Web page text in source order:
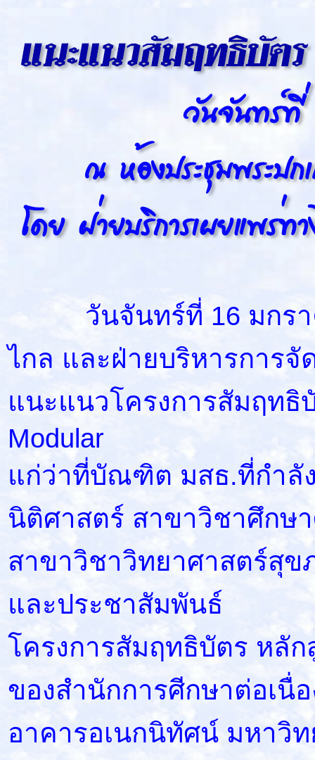
วันจันทร์ที่ 16 มกราคม
ไกล และฝ่ายบริหารการ
แนะแนวโครงการสัมฤทธิ
Modular
แก่ว่าที่บัณฑิต มสธ.ที่กำลั
นิติศาสตร์ สาขาวิชาศึกษ
สาขาวิชาวิทยาศาสตร์สุข
และประชาสัมพันธ์
โครงการสัมฤทธิบัตร หลัก
ของสำนักการศีกษาต่อเนื่
อาคารอเนกนิทัศน์ มหาวิ